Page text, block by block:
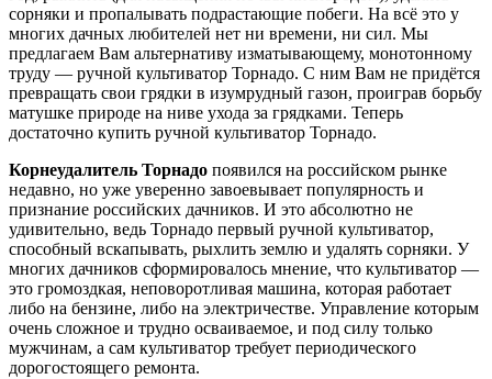
сорняки и пропалывать подрастающие побеги. На всё это у
многих дачных любителей нет ни времени, ни сил. Мы
предлагаем Вам альтернативу изматывающему, монотонному
труду — ручной культиватор Торнадо. С ним Вам не придётся
превращать свои грядки в изумрудный газон, проиграв борьбу
матушке природе на ниве ухода за грядками. Теперь
достаточно купить ручной культиватор Торнадо.
Корнеудалитель Торнадо появился на российском рынке
недавно, но уже уверенно завоевывает популярность и
признание российских дачников. И это абсолютно не
удивительно, ведь Торнадо первый ручной культиватор,
способный вскапывать, рыхлить землю и удалять сорняки. У
многих дачников сформировалось мнение, что культиватор —
это громоздкая, неповоротливая машина, которая работает
либо на бензине, либо на электричестве. Управление которым
очень сложное и трудно осваиваемое, и под силу только
мужчинам, а сам культиватор требует периодического
дорогостоящего ремонта.